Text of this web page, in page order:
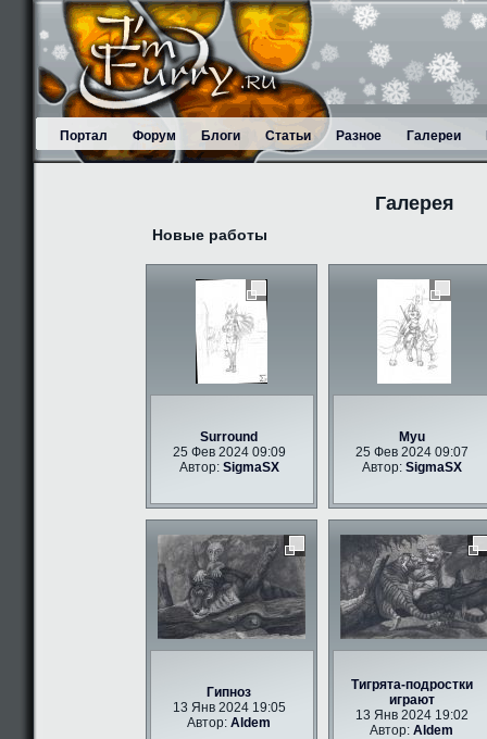
Портал Форум Блоги Статьи Разное Галереи
Галерея
Новые работы
Surround
25 Фев 2024 09:09
Автор: SigmaSX
Myu
25 Фев 2024 09:07
Автор: SigmaSX
Гипноз
13 Янв 2024 19:05
Автор:Aldem
Тигрята-подростки
играют
13 Янв 2024 19:02
Автор:Aldem